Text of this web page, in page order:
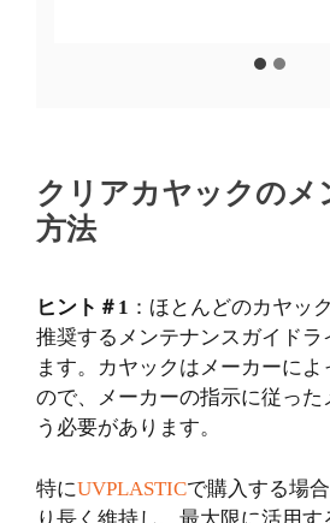
クリアカヤックのメ
方法
ヒント＃1 ：ほとんどのカヤッ
推奨するメンテナンスガイドラ
ます。カヤックはメーカーによ
ので、メーカーの指示に従っ
う必要があります。
特にUVPLASTICで購入する場